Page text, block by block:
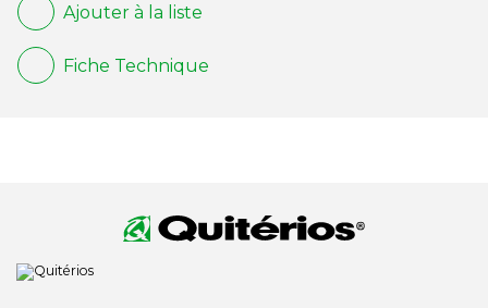
Ajouter à la liste
Fiche Technique